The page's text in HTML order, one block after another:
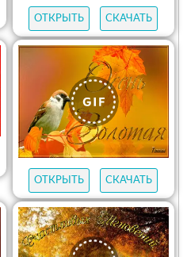
ОТКРЫТЬ СКАЧАТЬ
ОТКРЫТЬ СКАЧАТЬ